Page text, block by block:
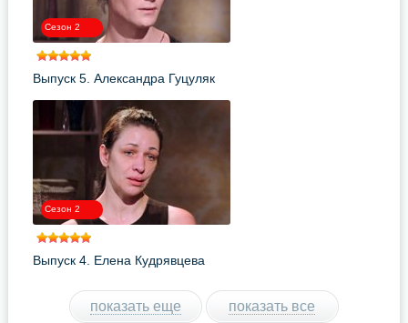
Сезон 2
Выпуск 5. Александра Гуцуляк
Сезон 2
Выпуск 4. Елена Кудрявцева
показать еще показать все